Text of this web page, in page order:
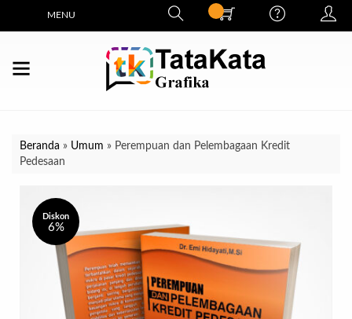
MENU
Beranda » Umum » Perempuan dan Pelembagaan Kredit
Pedesaan
Diskon
6%